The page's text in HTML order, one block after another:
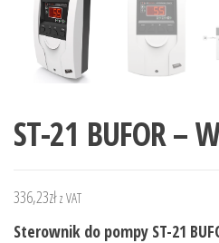
ST-21 BUFOR –
336,23zł z VAT
Sterownik do pompy ST-21